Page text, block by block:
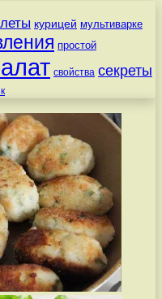
курицей мультиварке
простой
свойства секреты